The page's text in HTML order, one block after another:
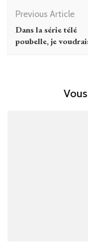
Navigation
Previous Article
Dans la série télé
poubelle, je